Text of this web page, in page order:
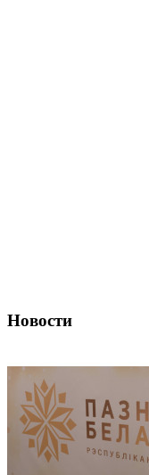
Новости